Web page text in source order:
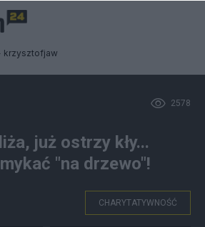
krzysztofjaw
2578
już ostrzy kły...
"na drzewo"!
CHARYTATYWNOŚĆ